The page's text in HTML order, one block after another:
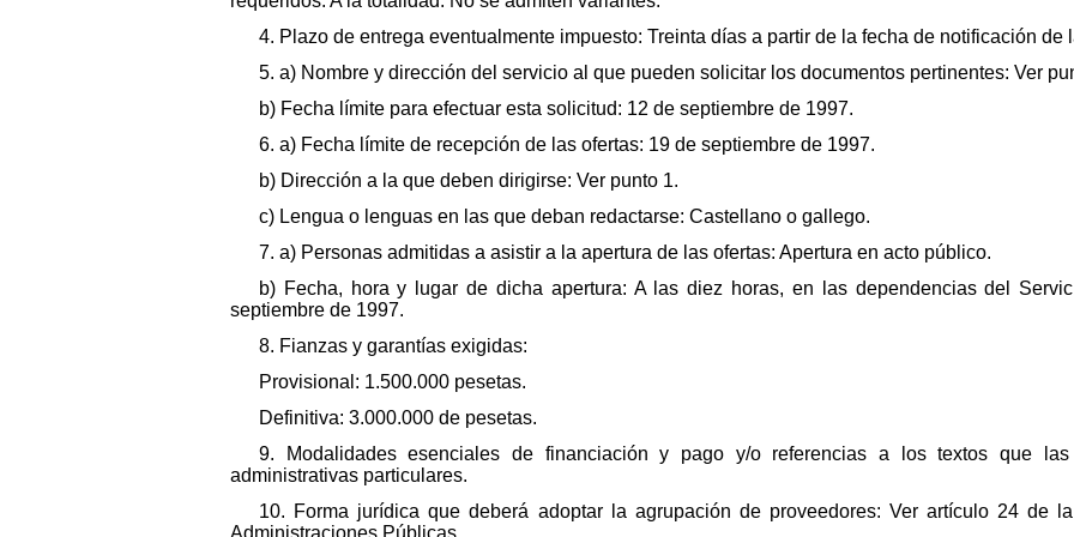
4. Plazo de entrega eventualmente impuesto: Treinta días a partir de la fecha de notificación de
5. a) Nombre y dirección del servicio al que pueden solicitar los documentos pertinentes: Ver
b) Fecha límite para efectuar esta solicitud: 12 de septiembre de 1997.
6. a) Fecha límite de recepción de las ofertas: 19 de septiembre de 1997.
b) Dirección a la que deben dirigirse: Ver punto 1.
c) Lengua o lenguas en las que deban redactarse: Castellano o gallego.
7. a) Personas admitidas a asistir a la apertura de las ofertas: Apertura en acto público.
b) Fecha, hora y lugar de dicha apertura: A las diez horas, en las dependencias del
septiembre de 1997.
8. Fianzas y garantías exigidas:
Provisional: 1.500.000 pesetas.
Definitiva: 3.000.000 de pesetas.
9. Modalidades esenciales de financiación y pago y/o referencias a los textos que
administrativas particulares.
10. Forma jurídica que deberá adoptar la agrupación de proveedores: Ver artículo 24 de
Administraciones Públicas.